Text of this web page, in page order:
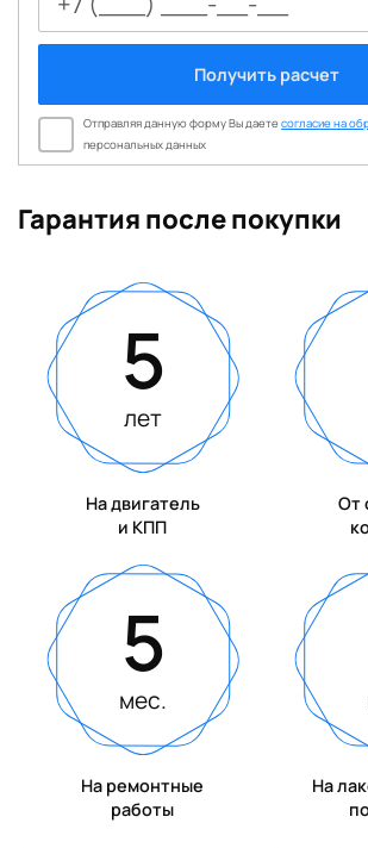
Получить расчет
Отправляя данную форму Вы даетесогласие на
персональных данных
Гарантия после покупки
5
лет
На двигатель
и КПП
От
5
мес.
На ремонтные
работы
На